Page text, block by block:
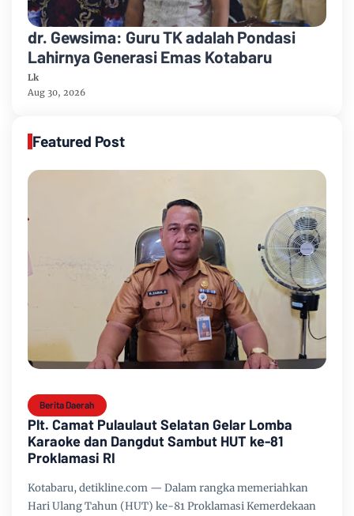
dr. Gewsima: Guru TK adalah Pondasi
Lahirnya Generasi Emas Kotabaru
Lk
Aug 30, 2026
Featured Post
Berita Daerah
Plt. Camat Pulaulaut Selatan Gelar Lomba
Karaoke dan Dangdut Sambut HUT ke-81
Proklamasi RI
Kotabaru, detikline.com — Dalam rangka memeriahkan
Hari Ulang Tahun (HUT) ke-81 Proklamasi Kemerdekaan